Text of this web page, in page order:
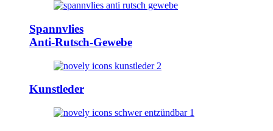
Spannvlies
Anti-Rutsch-Gewebe
Kunstleder